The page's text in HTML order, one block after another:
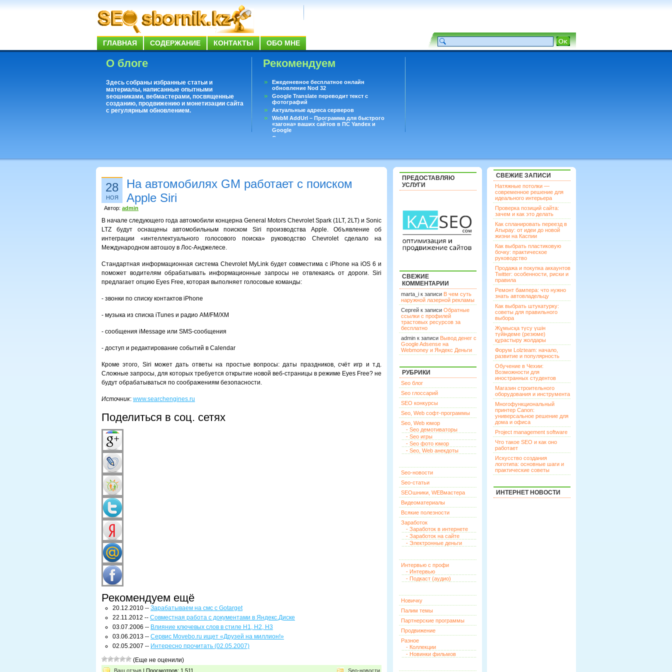
ГЛАВНАЯ СОДЕРЖАНИЕ КОНТАКТЫ ОБО МНЕ
О блоге
Здесь собраны избранные статьи и
материалы, написанные опытными
seoшниками, вебмастерами, посвященные
созданию, продвижению и монетизации сайта
с регулярным обновлением.
Рекомендуем
Ежеденевное бесплатное онлайн
обновление Nod 32
Google Translate переводит текст с
фотографий
Актуальные адреса серверов
WebM AddUrl – Программа для быстрого
«загона» ваших сайтов в ПС Yandex и
Google
Существует вопросы, на которые не может
28
НОЯ
На автомобилях GM работает с поиском
Apple Siri
Автор: admin
В начале следующего года автомобили концерна General Motors Chevrolet Spark (1LT, 2LT) и Sonic
LTZ будут оснащены автомобильным поиском Siri производства Apple. Объявление об
интеграции «интеллектуального голосового поиска» руководство Chevrolet сделало на
Международном автошоу в Лос-Анджелесе.
Стандартная информационная система Chevrolet MyLink будет совместима с iPhone на iOS 6 и
поможет водителям обрабатывать информационные запросы не отвлекаясь от дороги. Siri
предлагает опцию Eyes Free, которая выполняет голосовые команды:
- звонки по списку контактов iPhone
- музыка из списка iTunes и радио AM/FM/XM
- сообщения iMessage или SMS-сообщения
- доступ и редактирование событий в Calendar
Кроме этого, Siri может дать ответы на простые вопросы: даты праздников, счёт игр и т.д.
Сложные запросы, для которых требуется открытие новой веб-страницы в режиме Eyes Free? не
будут обрабатываться по соображениям безопасности.
Источник: www.searchengines.ru
Поделиться в соц. сетях
Рекомендуем ещё
20.12.2010 -- Зарабатываем на смс с Gotarget
22.11.2012 -- Совместная работа с документами в Яндекс.Диске
03.07.2006 -- Влияние ключевых слов в стиле H1, H2, H3
03.06.2013 -- Сервис Movebo.ru ищет «Друзей на миллион!»
02.05.2007 -- Интересно прочитать (02.05.2007)
(Еще не оценили)
Ваш отзыв | Просмотров: 1 511 Seo-новости
ПРЕДОСТАВЛЯЮ
УСЛУГИ
СВЕЖИЕ
КОММЕНТАРИИ
marta_i к записи В чем суть
наружной лазерной рекламы
Сергей к записи Обратные
ссылки с профилей
трастовых ресурсов за
бесплатно
admin к записи Вывод денег с
Google Adsense на
Webmoney и Яндекс Деньги
РУБРИКИ
Seo блог
Seo глоссарий
SEO конкурсы
Seo, Web софт-программы
Seo, Web юмор
- Seo демотиваторы
- Seo игры
- Seo фото юмор
- Seo, Web анекдоты
Seo-новости
Seo-статьи
SEOшники, WEBмастера
Видеоматериалы
Всякие полезности
Заработок
- Заработок в интернете
- Заработок на сайте
- Электронные деньги
Интервью с профи
- Интервью
- Подкаст (аудио)
Новичку
Палим темы
Партнерские программы
Продвижение
Разное
- Коллекции
- Новинки фильмов
СВЕЖИЕ ЗАПИСИ
Натяжные потолки —
современное решение для
идеального интерьера
Проверка позиций сайта:
зачем и как это делать
Как спланировать переезд в
Атырау: от идеи до новой
жизни на Каспии
Как выбрать пластиковую
бочку: практическое
руководство
Продажа и покупка аккаунтов
Twitter: особенности, риски и
правила
Ремонт бампера: что нужно
знать автовладельцу
Как выбрать штукатурку:
советы для правильного
выбора
Жұмысқа түсу үшін
түйіндеме (резюме)
құрастыру жолдары
Форум Lolzteam: начало,
развитие и популярность
Обучение в Чехии:
Возможности для
иностранных студентов
Магазин строительного
оборудования и инструмента
Многофункциональный
принтер Canon:
универсальное решение для
дома и офиса
Project management software
Что такое SEO и как оно
работает
Искусство создания
логотипа: основные шаги и
практические советы
ИНТЕРНЕТ НОВОСТИ